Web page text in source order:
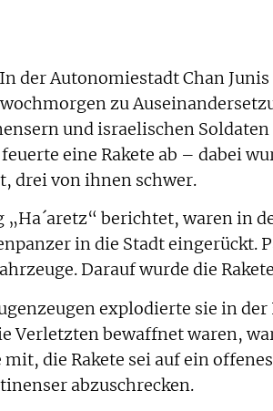
der Autonomiestadt Chan
zu
und israelischen
eine Rakete ab – dabei
drei von ihnen schwer.
„Ha´aretz“ berichtet, waren in
in die Stadt eingerückt.
Darauf wurde die
explodierte sie in
Verletzten bewaffnet waren,
die Rakete sei auf ein
abzuschrecken.